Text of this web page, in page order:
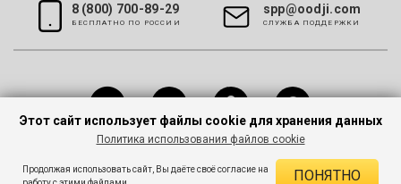
8 (800) 700-89-29
БЕСПЛАТНО ПО РОССИИ
spp@oodji.com
CЛУЖБА ПОДДЕРЖКИ
Этот сайт использует файлы cookie для хранения данных
Политика использования файлов cookie
Продолжая использовать сайт, Вы даёте своё согласие на
ПОНЯТНО